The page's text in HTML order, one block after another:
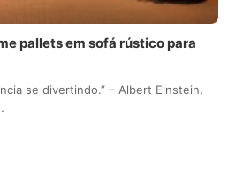
pallets em sofá rústico para
se divertindo.” – Albert Einstein.